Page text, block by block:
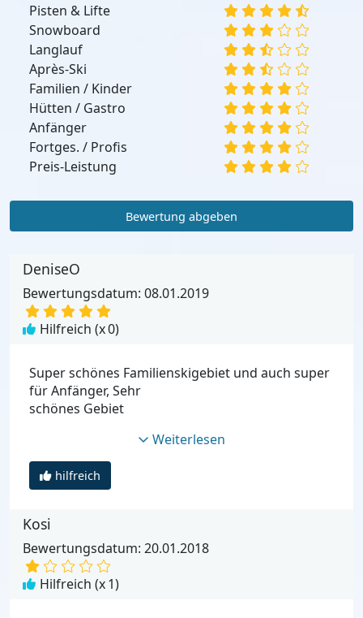
Pisten & Lifte
Snowboard
Langlauf
Après-Ski
Familien / Kinder
Hütten / Gastro
Anfänger
Fortges. / Profis
Preis-Leistung
Bewertung abgeben
DeniseO
Bewertungsdatum: 08.01.2019
Hilfreich (x0)
Super schönes Familienskigebiet und auch super
für Anfänger, Sehr
schönes Gebiet
Weiterlesen
hilfreich
Kosi
Bewertungsdatum: 20.01.2018
Hilfreich (x1)